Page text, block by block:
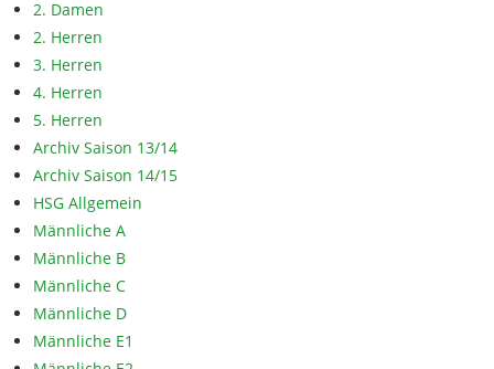
2. Damen
2. Herren
3. Herren
4. Herren
5. Herren
Archiv Saison 13/14
Archiv Saison 14/15
HSG Allgemein
Männliche A
Männliche B
Männliche C
Männliche D
Männliche E1